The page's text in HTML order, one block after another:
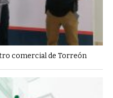
comercial de Torreón